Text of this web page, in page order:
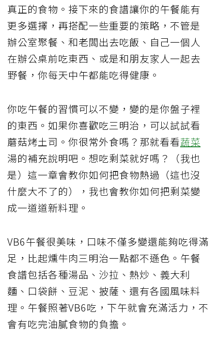
真正的食物。接下來的食譜讓你的午餐能有
更多選擇，再搭配一些重要的策略，不管是
辦公室聚餐、和老闆出去吃飯、自己一個人
在辦公桌前吃東西、或是和朋友家人一起去
野餐，你每天中午都能吃得健康。
你吃午餐的習慣可以不變，變的是你盤子裡
的東西。如果你喜歡吃三明治，可以試試看
蘑菇烤土司。你很常外食嗎？那就看看蔬菜
湯的補充說明吧。想吃剩菜就好嗎？（我也
是）這一章會教你如何把食物熱過（這也沒
什麼大不了的），我也會教你如何把剩菜變
成一道道新料理。
VB6午餐很美味，口味不僅多變還能夠吃得滿
足，比起燻牛肉三明治一點都不遜色。午餐
食譜包括各種湯品、沙拉、熱炒、義大利
麵、口袋餅、豆泥、披薩、還有各國風味料
理。午餐照著VB6吃，下午就會充滿活力，不
會有吃完油膩食物的負擔。